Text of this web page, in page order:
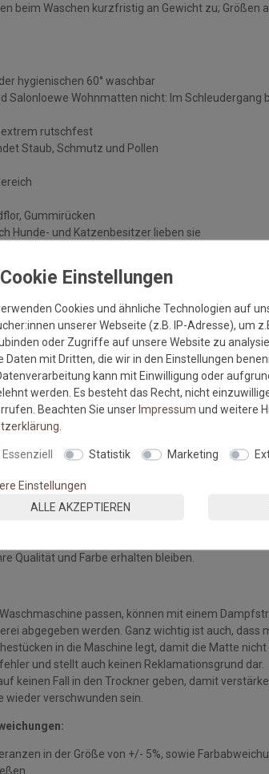
beim Waschen kurzfristig an Gewicht zu; Größen
hygienischen 60° waschbar
Salonloewe Wohnmatten nicht: Im Schleudergang
rutschfest
Staub, Schmutz und Pollen
Gummirücken
Hunde- und Katzenbesitzer lieben sie
trockenen und unbehandelten Böden
Sie sich waschbare Fußmatten, die zu 100%
absolut ruschfest. Einem sicheren Gebrauch
Sie die Fußmatte separat bei angegebener
Dadurch richten sich die Fasern auf, der
werden wieder glatt. Pflegen Sie so Ihre
Qualität und Farbe erhalten bleiben.
passen, können mit einem
abgegeben werden. Ganz wichtig ist auch, dass
in die Maschine legt, damit die Matte
und stellt auch keinen Reklamationsgrund dar.
keinen Fall in den Trockner geben, damit
wieder verschwunden sein.
in der Größe von +/- 5%, sowie
Cookies und ähnliche Technologien auf
unserer Webseite (z.B. IP-Adresse), um
oder Zugriffe auf unsere Website zu
Daten mit Dritten, die wir in den Einstellungen
kann mit Einwilligung oder
werden. Es besteht das Recht, nicht
Beachten Sie unserImpressum und weitere
Essenziell Statistik Marketing
Einstellungen
ALLE AKZEPTIEREN